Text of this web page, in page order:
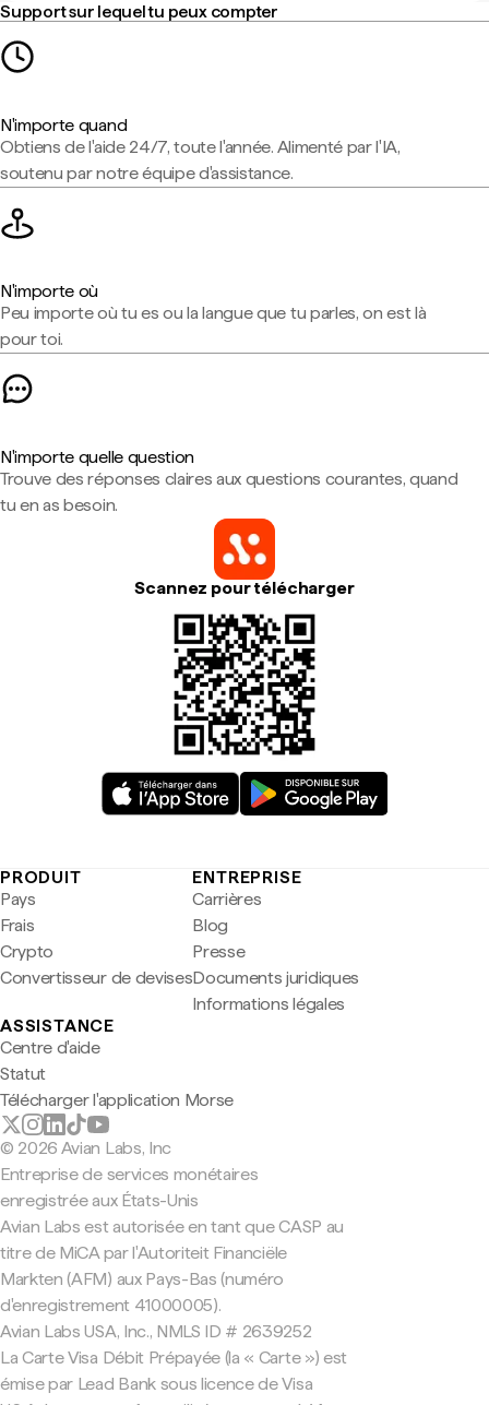
Support sur lequel tu peux compter
N'importe quand
Obtiens de l'aide 24/7, toute l'année. Alimenté par l'IA,
soutenu par notre équipe d'assistance.
N'importe où
Peu importe où tu es ou la langue que tu parles, on est là
pour toi.
N'importe quelle question
Trouve des réponses claires aux questions courantes, quand
tu en as besoin.
Scannez pour télécharger
PRODUIT
Pays
Frais
Crypto
Convertisseur de devises
ENTREPRISE
Carrières
Blog
Presse
Documents juridiques
Informations légales
ASSISTANCE
Centre d'aide
Statut
Télécharger l'application Morse
© 2026 Avian Labs, Inc
Entreprise de services monétaires
enregistrée aux États-Unis
Avian Labs est autorisée en tant que CASP au
titre de MiCA par l'Autoriteit Financiële
Markten (AFM) aux Pays-Bas (numéro
d'enregistrement 41000005).
Avian Labs USA, Inc., NMLS ID # 2639252
La Carte Visa Débit Prépayée (la « Carte ») est
émise par Lead Bank sous licence de Visa